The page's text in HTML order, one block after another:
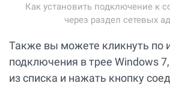
Как установить подключение к
через раздел сетевых
Также вы можете кликнуть по
подключения в трее Windows
из списка и нажать кнопку